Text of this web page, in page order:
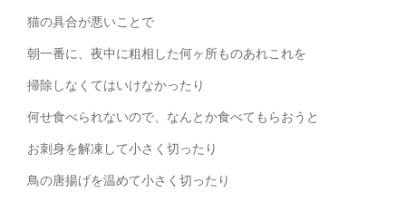
猫の具合が悪いことで
朝一番に、夜中に粗相した何ヶ所ものあれこれを
掃除しなくてはいけなかったり
何せ食べられないので、なんとか食べてもらおうと
お刺身を解凍して小さく切ったり
鳥の唐揚げを温めて小さく切ったり